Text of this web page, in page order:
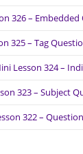
326 –
325 – Tag
Lesson 324 –
323 – Subject
322 –